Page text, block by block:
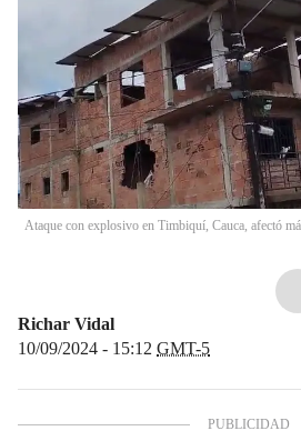
Ataque con explosivo en Timbiquí, Cauca, afectó
Richar Vidal
10/09/2024 - 15:12 GMT-5